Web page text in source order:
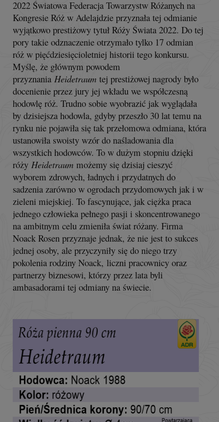
2022 Światowa Federacja Towarzystw Różanych na
Kongresie Róż w Adelajdzie przyznała tej odmianie
wyjątkowo prestiżowy tytuł Róży Świata 2022. Do tej
pory takie odznaczenie otrzymało tylko 17 odmian
róż w pięćdziesięcioletniej historii tego konkursu.
Myślę, że głównym powodem
przyznania Heidetraum tej prestiżowej nagrody było
docenienie przez jury jej wkładu we współczesną
hodowlę róż. Trudno sobie wyobrazić jak wyglądała
by dzisiejsza hodowla, gdyby przeszło 30 lat temu na
rynku nie pojawiła się tak przełomowa odmiana, która
ustanowiła swoisty wzór do naśladowania dla
wszystkich hodowców. To w dużym stopniu dzięki
róży Heidetraum możemy się dzisiaj cieszyć
wyborem zdrowych, ładnych i przydatnych do
sadzenia zarówno w ogrodach przydomowych jak i w
zieleni miejskiej. To fascynujące, jak ciężka praca
jednego człowieka pełnego pasji i skoncentrowanego
na ambitnym celu zmieniła świat różany. Firma
Noack Rosen przyznaje jednak, że nie jest to sukces
jednej osoby, ale przyczyniły się do niego trzy
pokolenia rodziny Noack, liczni pracownicy oraz
partnerzy biznesowi, którzy przez lata byli
ambasadorami tej odmiany na świecie.